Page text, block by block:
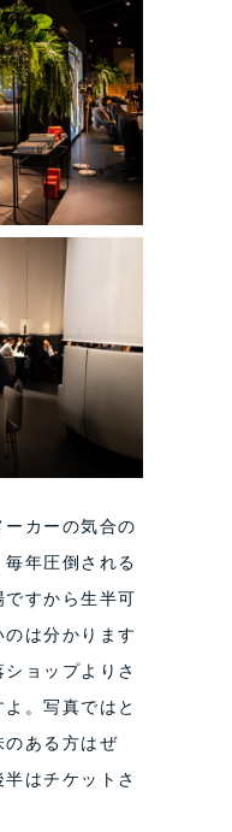
カーの気合の
年圧倒される
すから生半可
は分かります
ョップよりさ
。写真ではと
のある方はぜ
はチケットさ